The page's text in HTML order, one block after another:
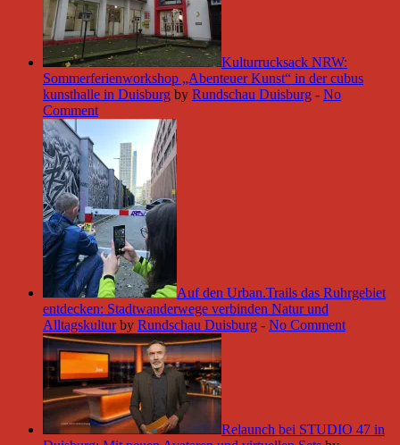
Kulturrucksack NRW:
Sommerferienworkshop „Abenteuer Kunst“ in der cubus
kunsthalle in Duisburg by Rundschau Duisburg - No
Comment
Auf den Urban.Trails das Ruhrgebiet
entdecken: Stadtwanderwege verbinden Natur und
Alltagskultur by Rundschau Duisburg - No Comment
Relaunch bei STUDIO 47 in